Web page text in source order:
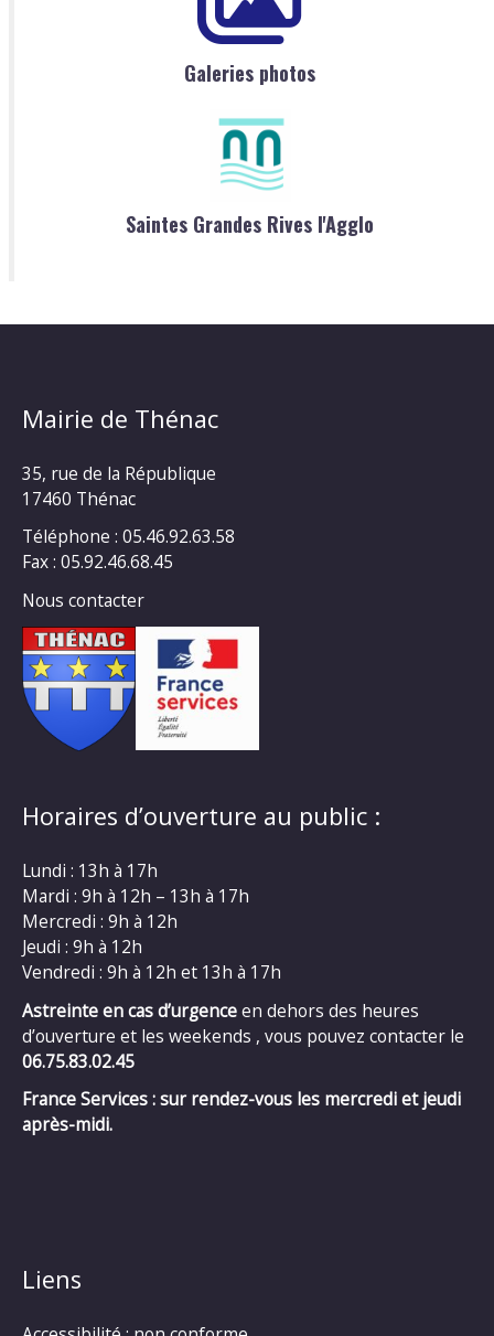
Galeries photos
Saintes Grandes Rives l'Agglo
Mairie de Thénac
35, rue de la République
17460 Thénac
Téléphone : 05.46.92.63.58
Fax : 05.92.46.68.45
Nous contacter
Horaires d’ouverture au public :
Lundi : 13h à 17h
Mardi : 9h à 12h – 13h à 17h
Mercredi : 9h à 12h
Jeudi : 9h à 12h
Vendredi : 9h à 12h et 13h à 17h
Astreinte en cas d’urgenceen dehors des heures
d’ouverture et les weekends , vous pouvez contacter le
06.75.83.02.45
France Services : sur rendez-vous les mercredi et jeudi
après-midi.
Liens